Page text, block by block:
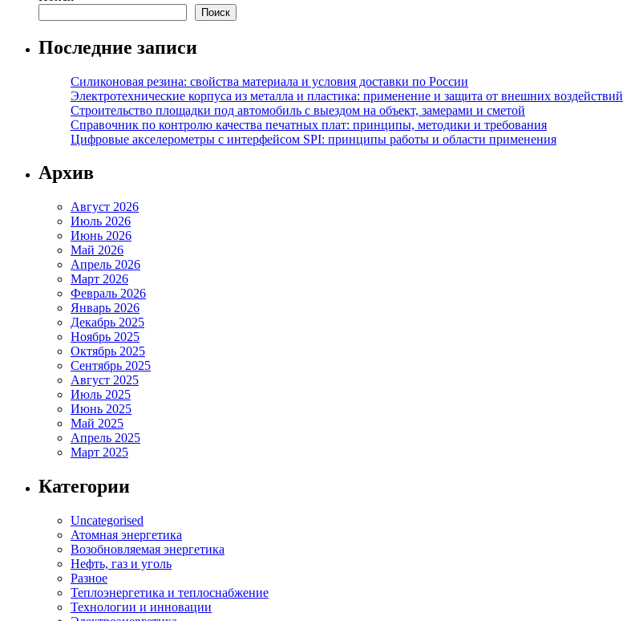
Поиск
Последние записи
Силиконовая резина: свойства материала и условия доставки по России
Электротехнические корпуса из металла и пластика: применение и защита от внешних воздействий
Строительство площадки под автомобиль с выездом на объект, замерами и сметой
Справочник по контролю качества печатных плат: принципы, методики и требования
Цифровые акселерометры с интерфейсом SPI: принципы работы и области применения
Архив
Август 2026
Июль 2026
Июнь 2026
Май 2026
Апрель 2026
Март 2026
Февраль 2026
Январь 2026
Декабрь 2025
Ноябрь 2025
Октябрь 2025
Сентябрь 2025
Август 2025
Июль 2025
Июнь 2025
Май 2025
Апрель 2025
Март 2025
Категории
Uncategorised
Атомная энергетика
Возобновляемая энергетика
Нефть, газ и уголь
Разное
Теплоэнергетика и теплоснабжение
Технологии и инновации